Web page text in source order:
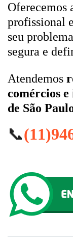
Oferecemos
profissional
seu
segura e
Atendemos
comércios
de São
📞